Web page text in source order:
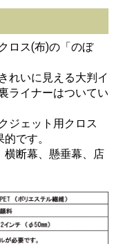
ロス(布)の「のぼ
れいに見える大判イ
ライナーはついてい
ジェット用クロス
です。
横断幕、懸垂幕、店